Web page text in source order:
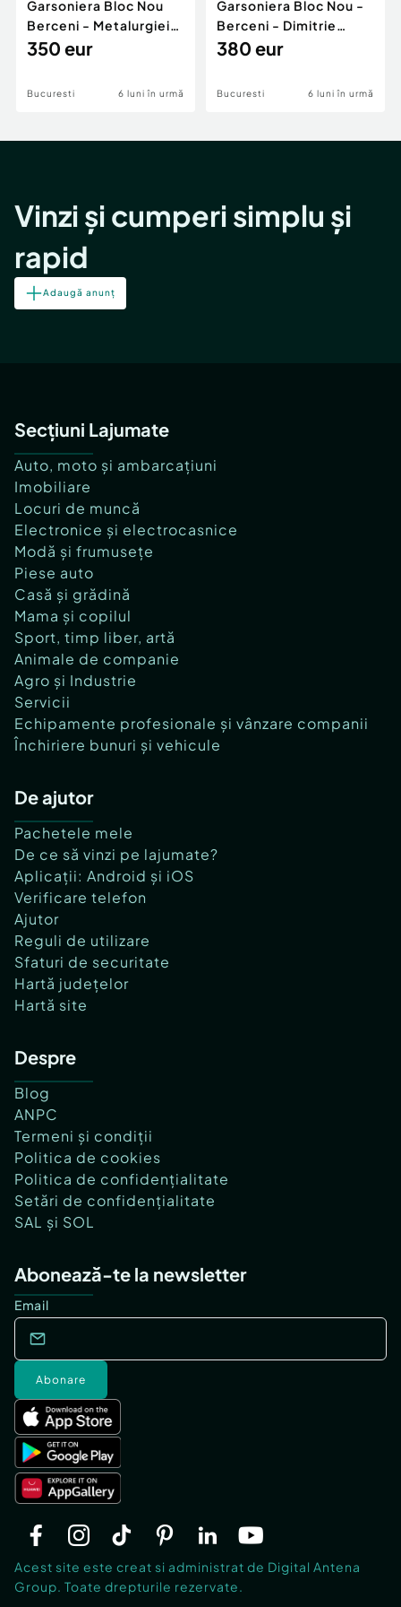
Garsoniera Bloc Nou
Berceni - Metalurgiei
Park - Postalionul
350 eur
Bucuresti 6 luni în urmă
Garsoniera Bloc Nou -
Berceni - Dimitrie
Leonida
380 eur
Bucuresti 6 luni în urmă
Vinzi și cumperi simplu și
rapid
Adaugă anunț
Secțiuni Lajumate
Auto, moto și ambarcațiuni
Imobiliare
Locuri de muncă
Electronice și electrocasnice
Modă și frumusețe
Piese auto
Casă și grădină
Mama și copilul
Sport, timp liber, artă
Animale de companie
Agro și Industrie
Servicii
Echipamente profesionale și vânzare companii
Închiriere bunuri și vehicule
De ajutor
Pachetele mele
De ce să vinzi pe lajumate?
Aplicații: Android și iOS
Verificare telefon
Ajutor
Reguli de utilizare
Sfaturi de securitate
Hartă județelor
Hartă site
Despre
Blog
ANPC
Termeni și condiții
Politica de cookies
Politica de confidențialitate
Setări de confidențialitate
SAL și SOL
Abonează-te la newsletter
Email
Abonare
Acest site este creat si administrat de Digital Antena
Group. Toate drepturile rezervate.